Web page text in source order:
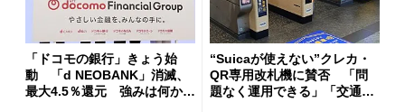
「ドコモの銀行」きょう始
動 「d NEOBANK」消滅、
最大4.5％還元 強みは何か解
“Suicaが使えない”クレカ・
QR専用改札機に賛否 「問
題なく運用できる」「交通系I